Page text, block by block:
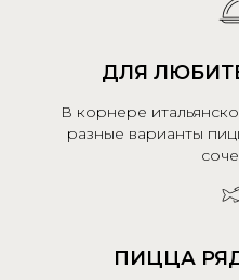
ДЛЯ
В корнере
разные варианты
ПИЦЦА